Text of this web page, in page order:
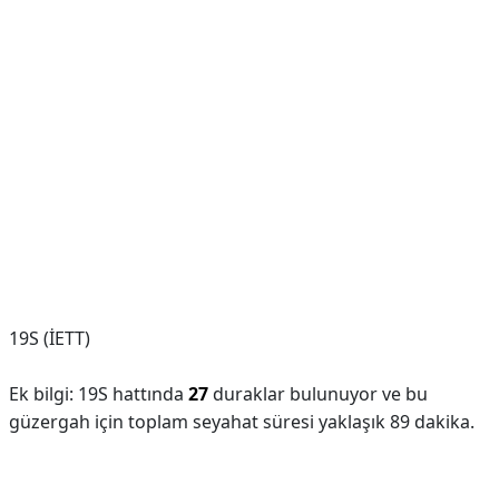
19S (İETT)
Ek bilgi: 19S hattında 27duraklar bulunuyor ve bu
güzergah için toplam seyahat süresi yaklaşık 89 dakika.